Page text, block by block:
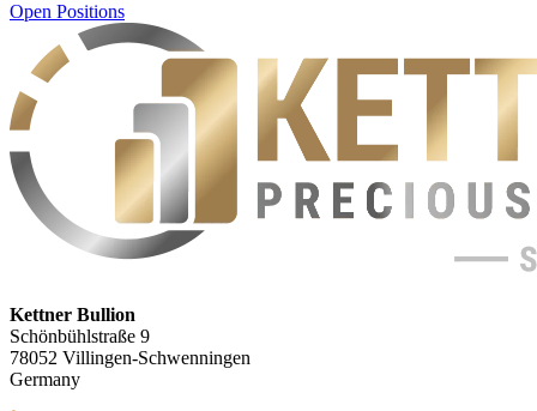
Open Positions
Kettner Bullion
Schönbühlstraße 9
78052 Villingen-Schwenningen
Germany